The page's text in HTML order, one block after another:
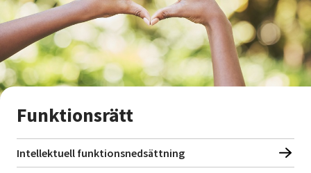
Lyssna
Funktionsrätt
Intellektuell funktionsnedsättning